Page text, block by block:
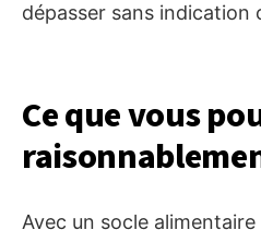
dépasser sans indication
Ce que vous
Avec un socle